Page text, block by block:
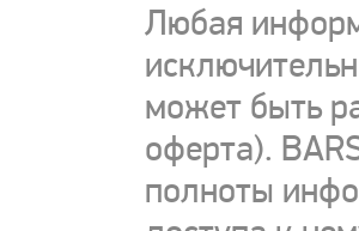
Любая
может быть
оферта).
полноты